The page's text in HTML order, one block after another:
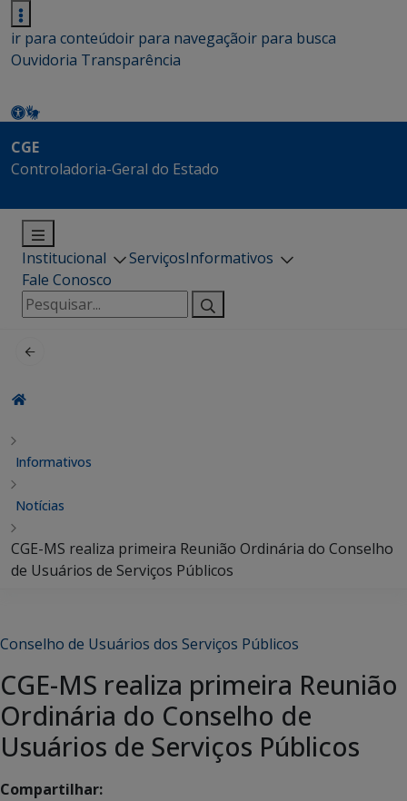
ir para conteúdoir para navegaçãoir para busca
Ouvidoria Transparência
CGE
Controladoria-Geral do Estado
Institucional ServiçosInformativos
Fale Conosco
Pesquisar
por:
Informativos
Notícias
CGE-MS realiza primeira Reunião Ordinária do Conselho
de Usuários de Serviços Públicos
Conselho de Usuários dos Serviços Públicos
CGE-MS realiza primeira Reunião
Ordinária do Conselho de
Usuários de Serviços Públicos
Compartilhar: